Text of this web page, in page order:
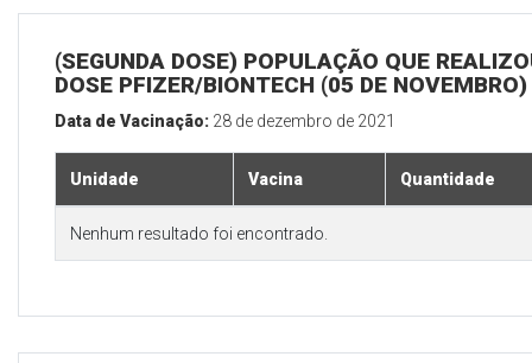
(SEGUNDA DOSE) POPULAÇÃO QUE
DOSE PFIZER/BIONTECH (05 DE NOVEMBRO)
Data de Vacinação: 28 de dezembro de 2021
Unidade Vacina Quantidade
Nenhum resultado foi encontrado.